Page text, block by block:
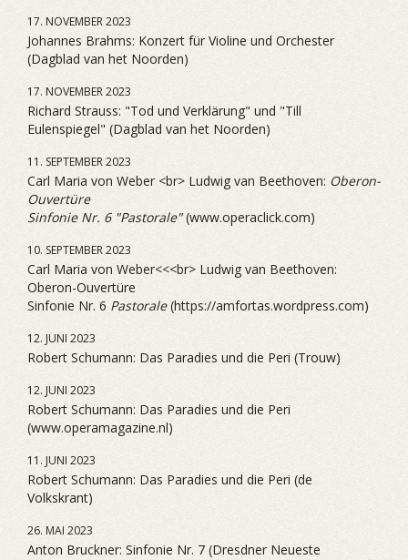
17. NOVEMBER 2023
Johannes Brahms: Konzert für Violine und Orchester
(Dagblad van het Noorden)
17. NOVEMBER 2023
Richard Strauss: "Tod und Verklärung" und "Till
Eulenspiegel" (Dagblad van het Noorden)
11. SEPTEMBER 2023
Carl Maria von Weber <br> Ludwig van Beethoven: Oberon-
Ouvertüre
Sinfonie Nr. 6 "Pastorale"(www.operaclick.com)
10. SEPTEMBER 2023
Carl Maria von Weber<<<br> Ludwig van Beethoven:
Oberon-Ouvertüre
Sinfonie Nr. 6 Pastorale(https://amfortas.wordpress.com)
12. JUNI 2023
Robert Schumann: Das Paradies und die Peri (Trouw)
12. JUNI 2023
Robert Schumann: Das Paradies und die Peri
(www.operamagazine.nl)
11. JUNI 2023
Robert Schumann: Das Paradies und die Peri (de
Volkskrant)
26. MAI 2023
Anton Bruckner: Sinfonie Nr. 7 (Dresdner Neueste